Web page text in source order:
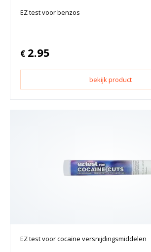
EZ test voor benzos
€ 2.95
bekijk product
EZ test voor cocaïne versnijdingsmiddelen